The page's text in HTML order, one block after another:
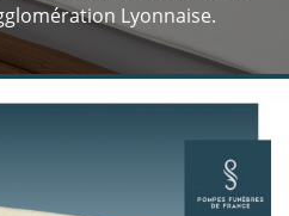
Lyonnaise.